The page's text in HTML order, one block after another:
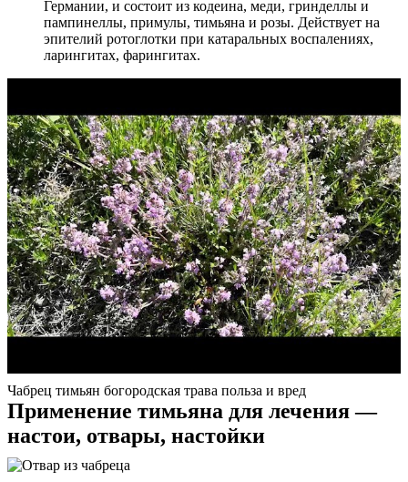
Германии, и состоит из кодеина, меди, гринделлы и
пампинеллы, примулы, тимьяна и розы. Действует на
эпителий ротоглотки при катаральных воспалениях,
ларингитах, фарингитах.
Чабрец тимьян богородская трава польза и вред
Применение тимьяна для лечения —
настои, отвары, настойки